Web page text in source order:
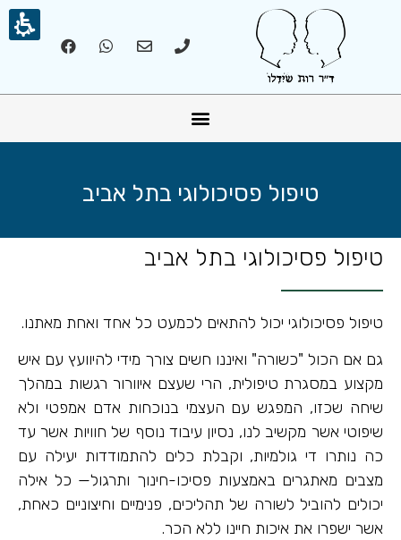
טיפול פסיכולוגי בתל אביב
טיפול פסיכולוגי בתל אביב
טיפול פסיכולוגי יכול להתאים לכמעט כל אחד ואחת מאתנו.
גם אם הכול "כשורה" ואיננו חשים צורך מידי להיוועץ עם איש
מקצוע במסגרת טיפולית, הרי שעצם איוורור רגשות במהלך
שיחה שכזו, המפגש עם העצמי בנוכחות אדם אמפטי ולא
שיפוטי אשר מקשיב לנו, נסיון עיבוד נוסף של חוויות אשר עד
כה נותרו די גולמיות, וקבלת כלים להתמודדות יעילה עם
מצבים מאתגרים באמצעות פסיכו-חינוך ותרגול— כל אילה
יכולים להוביל לשורה של תהליכים, פנימיים וחיצוניים כאחת,
אשר ישפרו את איכות חיינו ללא הכר.